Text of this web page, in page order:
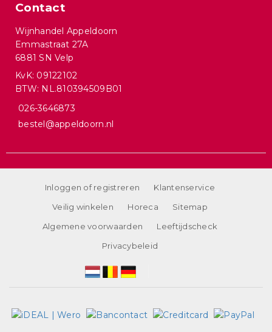
Contact
Wijnhandel Appeldoorn
Emmastraat 27A
6881 SN Velp
KvK: 09122102
BTW: NL.810394509B01
026-3646873
bestel@appeldoorn.nl
Inloggen of registreren
Klantenservice
Veilig winkelen
Horeca
Sitemap
Algemene voorwaarden
Leeftijdscheck
Privacybeleid